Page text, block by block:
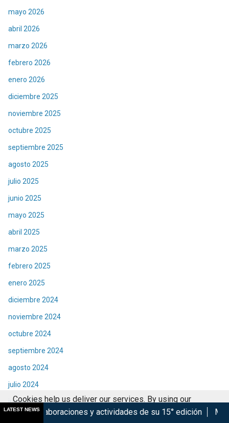
mayo 2026
abril 2026
marzo 2026
febrero 2026
enero 2026
diciembre 2025
noviembre 2025
octubre 2025
septiembre 2025
agosto 2025
julio 2025
junio 2025
mayo 2025
abril 2025
marzo 2025
febrero 2025
enero 2025
diciembre 2024
noviembre 2024
octubre 2024
septiembre 2024
agosto 2024
julio 2024
junio 2024
LATEST NEWS
y actividades de su 15° edición Marsupilami: Caos a
Cookies help us deliver our services. By using our
services, you agree to our use of cookies.
Got it